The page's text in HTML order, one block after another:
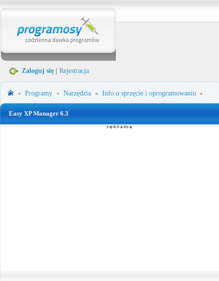
Zaloguj się Rejestracja
Programy Narzędzia Info o sprzęcie i oprogramowaniu
Easy XP Manager 6.3